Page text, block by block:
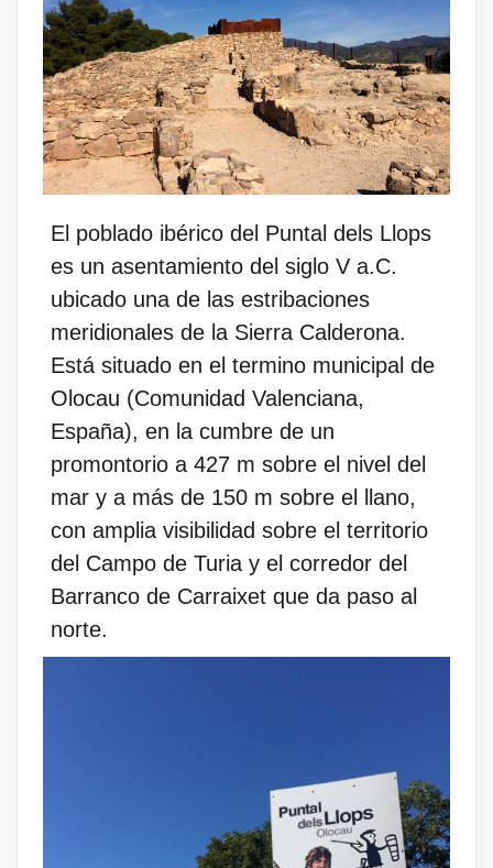
El poblado ibérico del Puntal dels Llops
es un asentamiento del siglo V a.C.
ubicado una de las estribaciones
meridionales de la Sierra Calderona.
Está situado en el termino municipal de
Olocau (Comunidad Valenciana,
España), en la cumbre de un
promontorio a 427 m sobre el nivel del
mar y a más de 150 m sobre el llano,
con amplia visibilidad sobre el territorio
del Campo de Turia y el corredor del
Barranco de Carraixet que da paso al
norte.